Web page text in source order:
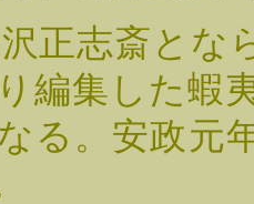
正志斎とな
編集した蝦
る。安政元